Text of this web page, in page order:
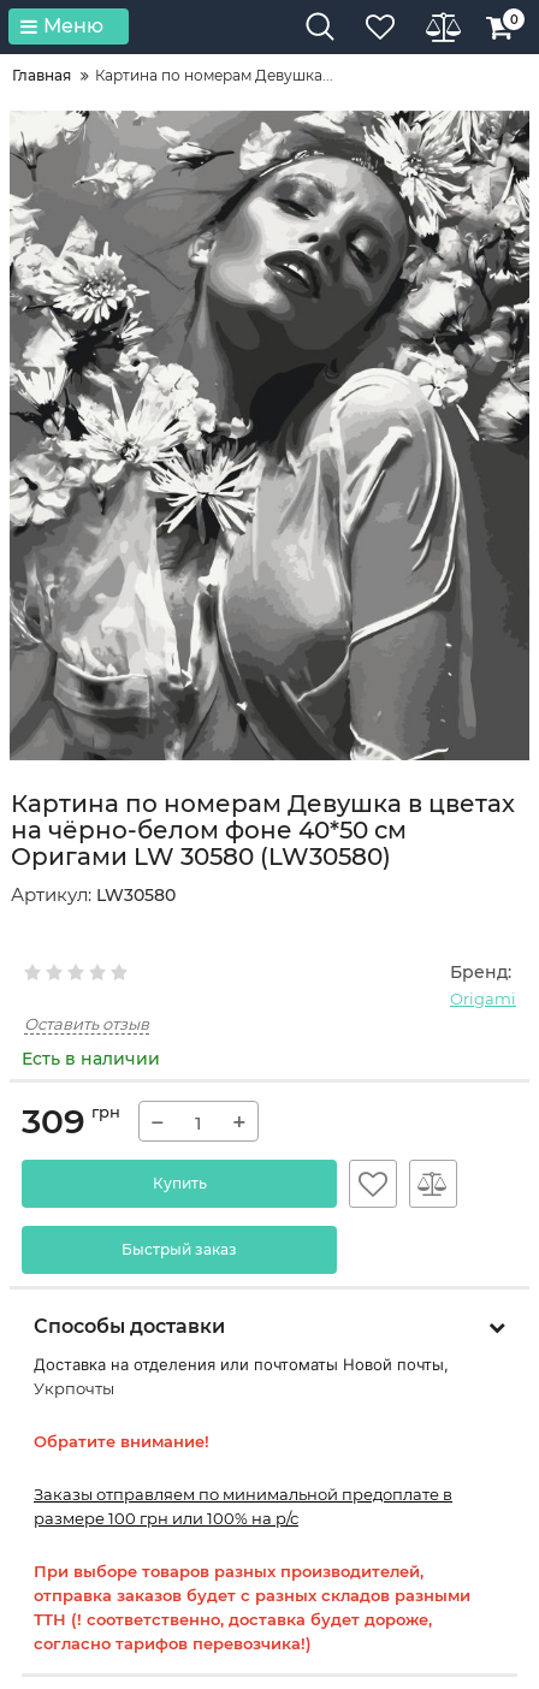
Меню 0
Главная Картина по номерам Девушка...
Картина по номерам Девушка в цветах
на чёрно-белом фоне 40*50 см
Оригами LW 30580 (LW30580)
Артикул: LW30580
Бренд:
Origami
Оставить отзыв
Есть в наличии
309 грн − +
Купить
Быстрый заказ
Способы доставки
Доставка на отделения или почтоматы Новой почты,
Укрпочты
Обратите внимание!
Заказы отправляем по минимальной предоплате в
размере 100 грн или 100% на р/с
При выборе товаров разных производителей,
отправка заказов будет с разных складов разными
ТТН (! соответственно, доставка будет дороже,
согласно тарифов перевозчика!)